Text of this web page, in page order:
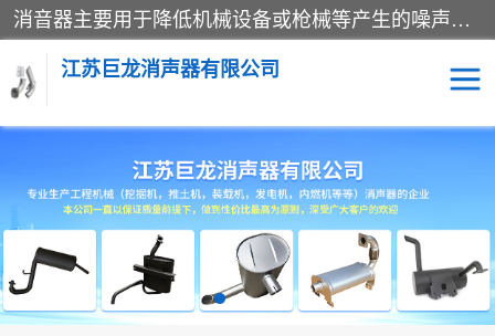
消音器主要用于降低机械设备或枪械等产生的噪声。它通过阻尼或增加排气面积来降低排气速度和功率，从而降低噪声。常见的消音器类型包括阻性消声器、抗性消声器、共振消声器以及阻抗复合式消声器等。这些消音器各有特点，适用于不同频率的噪声消除。
江苏巨龙消声器有限公司
消声器